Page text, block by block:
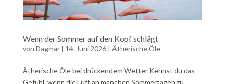
Wenn der Sommer auf den Kopf schlägt
von Dagmar| 14. Juni 2026| Ätherische Öle
Ätherische Öle bei drückendem Wetter Kennst du das
Gefühl, wenn die Luft an manchen Sommertagen zu